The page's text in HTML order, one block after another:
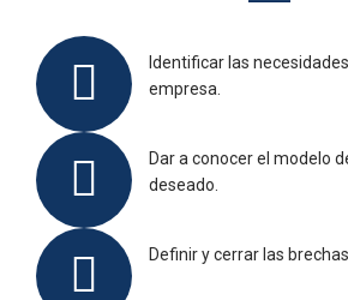
Identificar las
empresa.
Dar a conocer el modelo
deseado.
Definir y cerrar las